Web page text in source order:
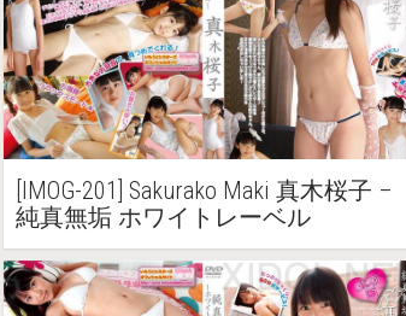
[IMOG-201] Sakurako Maki 真木桜子 –
純真無垢 ホワイトレーベル